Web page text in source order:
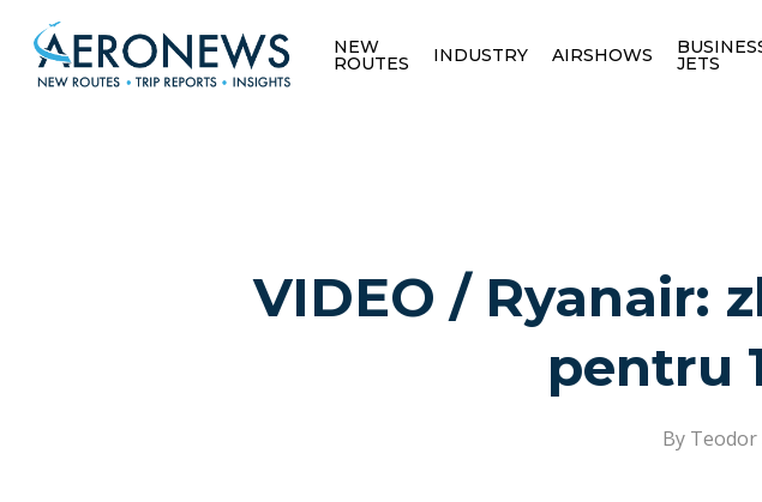
NEW
ROUTES INDUSTRY AIRSHOWS JETS
VIDEO / Ryanair:
pentru
By Teodor